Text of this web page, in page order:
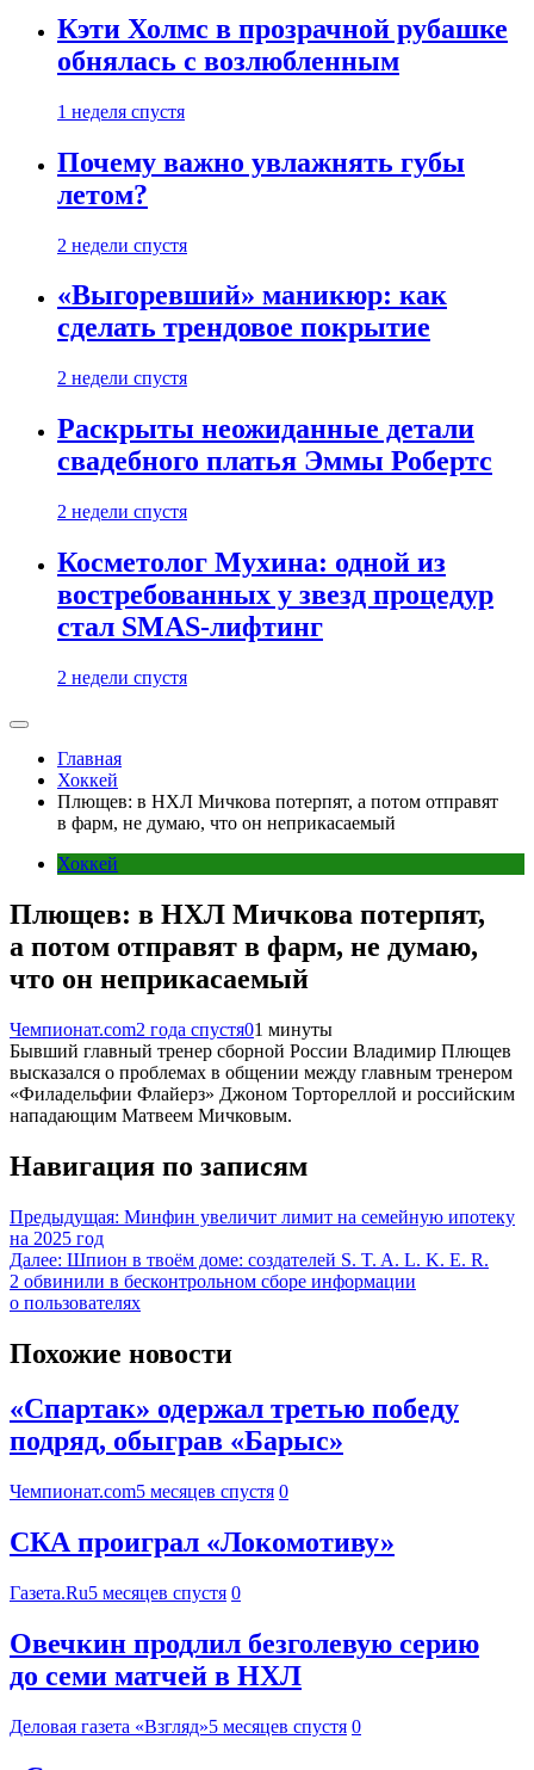
Кэти Холмс в прозрачной рубашке
обнялась с возлюбленным
1 неделя спустя
Почему важно увлажнять губы
летом?
2 недели спустя
«Выгоревший» маникюр: как
сделать трендовое покрытие
2 недели спустя
Раскрыты неожиданные детали
свадебного платья Эммы Робертс
2 недели спустя
Косметолог Мухина: одной из
востребованных у звезд процедур
стал SMAS-лифтинг
2 недели спустя
Главная
Хоккей
Плющев: в НХЛ Мичкова потерпят, а потом отправят
в фарм, не думаю, что он неприкасаемый
Хоккей
Плющев: в НХЛ Мичкова потерпят,
а потом отправят в фарм, не думаю,
что он неприкасаемый
Чемпионат.com2 года спустя01 минуты
Бывший главный тренер сборной России Владимир Плющев
высказался о проблемах в общении между главным тренером
«Филадельфии Флайерз» Джоном Тортореллой и российским
нападающим Матвеем Мичковым.
Навигация по записям
Предыдущая: Минфин увеличит лимит на семейную ипотеку
на 2025 год
Далее: Шпион в твоём доме: создателей S. T. A. L. K. E. R.
2 обвинили в бесконтрольном сборе информации
о пользователях
Похожие новости
«Спартак» одержал третью победу
подряд, обыграв «Барыс»
Чемпионат.com5 месяцев спустя 0
СКА проиграл «Локомотиву»
Газета.Ru5 месяцев спустя 0
Овечкин продлил безголевую серию
до семи матчей в НХЛ
Деловая газета «Взгляд»5 месяцев спустя 0